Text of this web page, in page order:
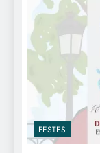
FESTES